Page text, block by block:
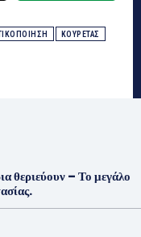
ΚΟΥΡΕΤΑΣ
θεριεύουν – Το μεγάλο